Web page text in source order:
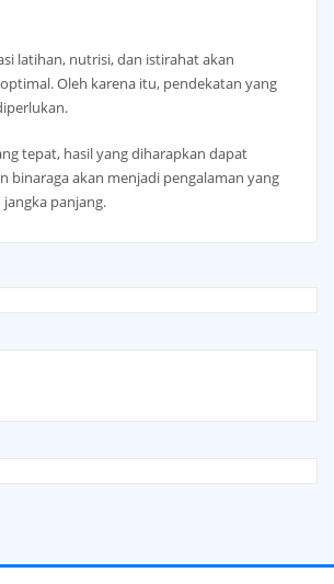
latihan, nutrisi, dan istirahat akan
Oleh karena itu, pendekatan yang
tepat, hasil yang diharapkan dapat
binaraga akan menjadi pengalaman yang
panjang.